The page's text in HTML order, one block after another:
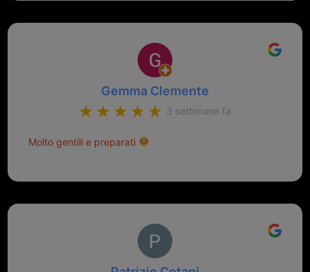
Gemma Clemente
3 settimane fa
Molto gentili e preparati